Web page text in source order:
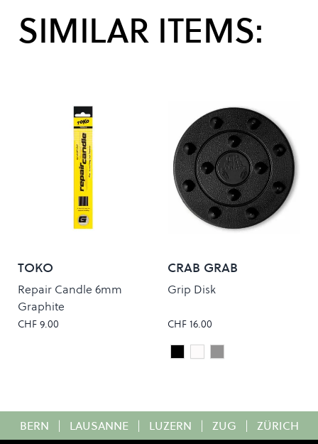
SIMILAR ITEMS:
TOKO
Repair Candle 6mm
Graphite
CHF 9.00
CRAB GRAB
Grip Disk
CHF 16.00
Colour
BlackClearSmoke
BERN | LAUSANNE | LUZERN | ZUG | ZÜRICH